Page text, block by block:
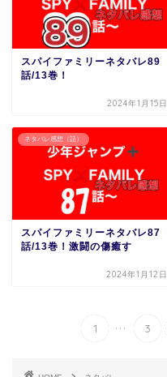
スパイファミリーネタバレ89
話/13巻！
2024年1月15日
ネタバレ感想（話）
スパイファミリーネタバレ87
話/13巻！激闘の傷癒す
2024年1月12日
1 ... 3